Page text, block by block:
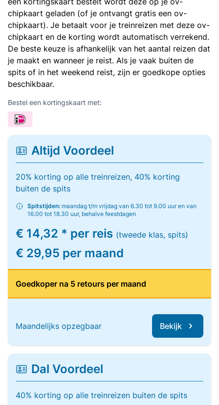
chipkaart geladen (of je ontvangt gratis een ov-
chipkaart). Je betaalt voor je treinreizen met deze ov-
chipkaart en de korting wordt automatisch verrekend.
De beste keuze is afhankelijk van het aantal reizen dat
je maakt en wanneer je reist. Als je vaak buiten de
spits of in het weekend reist, zijn er goedkope opties
beschikbaar.
Bestel een kortingskaart met:
Altijd Voordeel
20% korting op alle treinreizen, 40% korting
buiten de spits
Spitstijden: maandag t/m vrijdag van 6.30 tot 9.00 uur en van
16.00 tot 18.30 uur, behalve feestdagen
€ 14,32 * per reis (tweede klas, spits)
€ 29,95 per maand
Goedkoper na 5 retours per maand
Maandelijks opzegbaar Bekijk
Dal Voordeel
40% korting op alle treinreizen buiten de spits